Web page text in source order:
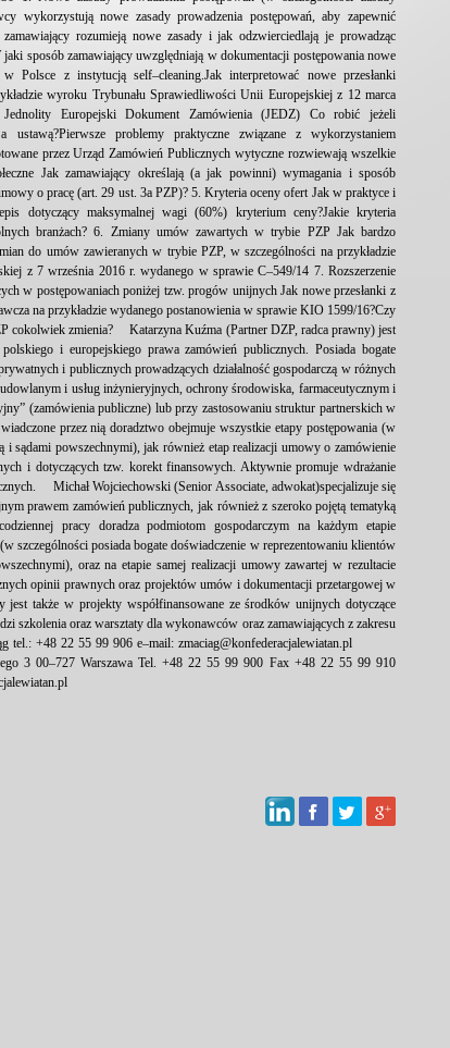
wykorzystują nowe zasady prowadzenia postępowań, aby zapewnić
rozumieją nowe zasady i jak odzwierciedlają je prowadząc
sposób zamawiający uwzględniają w dokumentacji postępowania nowe
w Polsce z instytucją self–cleaning.Jak interpretować nowe przesłanki
wyroku Trybunału Sprawiedliwości Unii Europejskiej z 12 marca
Europejski Dokument Zamówienia (JEDZ) Co robić jeżeli
ustawą?Pierwsze problemy praktyczne związane z wykorzystaniem
przez Urząd Zamówień Publicznych wytyczne rozwiewają wszelkie
Jak zamawiający określają (a jak powinni) wymagania i sposób
o pracę (art. 29 ust. 3a PZP)? 5. Kryteria oceny ofert Jak w praktyce i
dotyczący maksymalnej wagi (60%) kryterium ceny?Jakie kryteria
branżach? 6. Zmiany umów zawartych w trybie PZP Jak bardzo
do umów zawieranych w trybie PZP, w szczególności na przykładzie
z 7 września 2016 r. wydanego w sprawie C–549/14 7. Rozszerzenie
w postępowaniach poniżej tzw. progów unijnych Jak nowe przesłanki z
na przykładzie wydanego postanowienia w sprawie KIO 1599/16?Czy
cokolwiek zmienia? Katarzyna Kuźma (Partner DZP, radca prawny) jest
i europejskiego prawa zamówień publicznych. Posiada bogate
i publicznych prowadzących działalność gospodarczą w różnych
i usług inżynieryjnych, ochrony środowiska, farmaceutycznym i
(zamówienia publiczne) lub przy zastosowaniu struktur partnerskich w
przez nią doradztwo obejmuje wszystkie etapy postępowania (w
i sądami powszechnymi), jak również etap realizacji umowy o zamówienie
i dotyczących tzw. korekt finansowych. Aktywnie promuje wdrażanie
Michał Wojciechowski (Senior Associate, adwokat)specjalizuje się
prawem zamówień publicznych, jak również z szeroko pojętą tematyką
pracy doradza podmiotom gospodarczym na każdym etapie
szczególności posiada bogate doświadczenie w reprezentowaniu klientów
oraz na etapie samej realizacji umowy zawartej w rezultacie
opinii prawnych oraz projektów umów i dokumentacji przetargowej w
jest także w projekty współfinansowane ze środków unijnych dotyczące
szkolenia oraz warsztaty dla wykonawców oraz zamawiających z zakresu
tel.: +48 22 55 99 906 e–mail: zmaciag@konfederacjalewiatan.pl
3 00–727 Warszawa Tel. +48 22 55 99 900 Fax +48 22 55 99 910